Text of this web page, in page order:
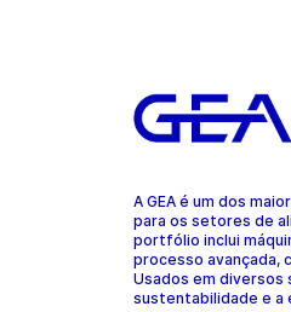
A GEA é um dos
para os setores de
portfólio inclui
processo avançada,
Usados em diversos
sustentabilidade e a